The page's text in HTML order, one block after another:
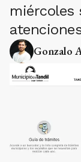
miércoles
Gonzalo